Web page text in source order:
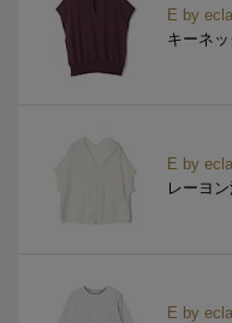
E by
キーネ
E by
レーヨ
E by